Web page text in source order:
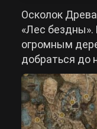
Осколок
«Лес бездны».
огромным
добраться до